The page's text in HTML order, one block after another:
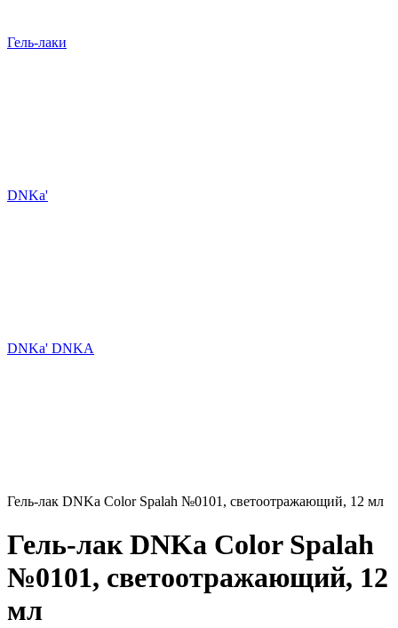
Гель-лаки
DNKa'
DNKa' DNKA
Гель-лак DNKa Color Spalah №0101, светоотражающий, 12 мл
Гель-лак DNKa Color Spalah
№0101, светоотражающий, 12
мл